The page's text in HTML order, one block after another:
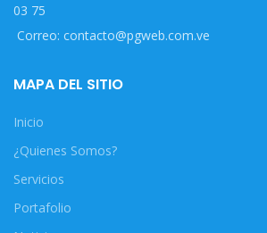
03 75
Correo: contacto@pgweb.com.ve
MAPA DEL SITIO
Inicio
¿Quienes Somos?
Servicios
Portafolio